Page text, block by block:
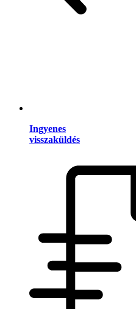
Ingyenes
visszaküldés